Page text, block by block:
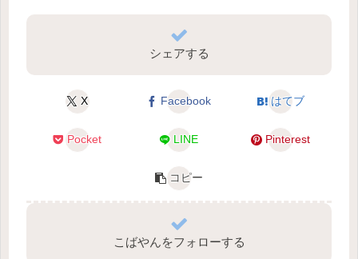
シェアする
X Facebook はてブ
Pocket LINE Pinterest
コピー
こばやんをフォローする